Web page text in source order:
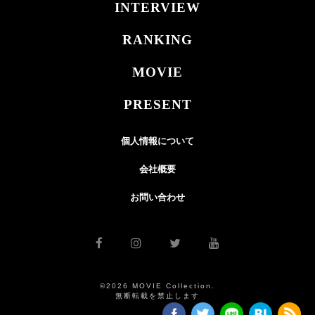
INTERVIEW
RANKING
MOVIE
PRESENT
個人情報について
会社概要
お問い合わせ
©2026 MOVIE Collection.
無断転載を禁止します